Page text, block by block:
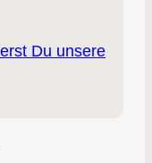
Du unsere